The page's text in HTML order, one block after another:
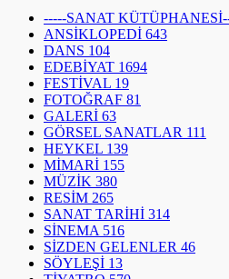
GÖRSEL SANATLAR 111
HEYKEL139
MİMARİ155
MÜZİK380
RESİM265
SANAT TARİHİ
SİNEMA516
SİZDEN GELENLER 46
SÖYLEŞİ13
TİYATRO570
TİYATRO METİNLERİ
POPÜLER YAZILAR